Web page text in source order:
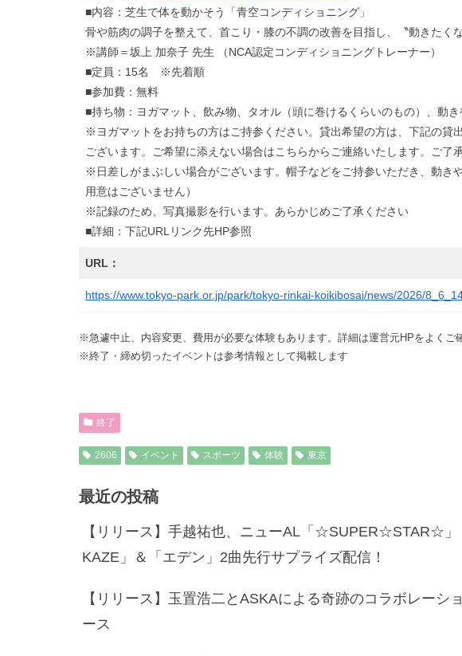
■内容：芝生で体を動かそう「青空コンディショニング」
骨や筋肉の調子を整えて、首こり・膝の不調の改善を目指し、〝動きたく
※講師＝坂上 加奈子 先生 （NCA認定コンディショニングトレーナー）
■定員：15名 ※先着順
■参加費：無料
■持ち物：ヨガマット、飲み物、タオル（頭に巻けるくらいのもの）、動
※ヨガマットをお持ちの方はご持参ください。貸出希望の方は、下記の貸
ございます。ご希望に添えない場合はこちらからご連絡いたします。ご了
※日差しがまぶしい場合がございます。帽子などをご持参いただき、動き
用意はございません）
※記録のため、写真撮影を行います。あらかじめご了承ください
■詳細：下記URLリンク先HP参照
URL：
https://www.tokyo-park.or.jp/park/tokyo-rinkai-koikibosai/news/2026/
※急遽中止、内容変更、費用が必要な体験もあります。詳細は運営元HPをよくご
※終了・締め切ったイベントは参考情報として掲載します
終了
2606 イベント スポーツ 体験 東京
最近の投稿
【リリース】手越祐也、ニューAL「☆SUPER☆STAR☆
KAZE」＆「エデン」2曲先行サプライズ配信！
【リリース】玉置浩二とASKAによる奇跡のコラボレー
ース